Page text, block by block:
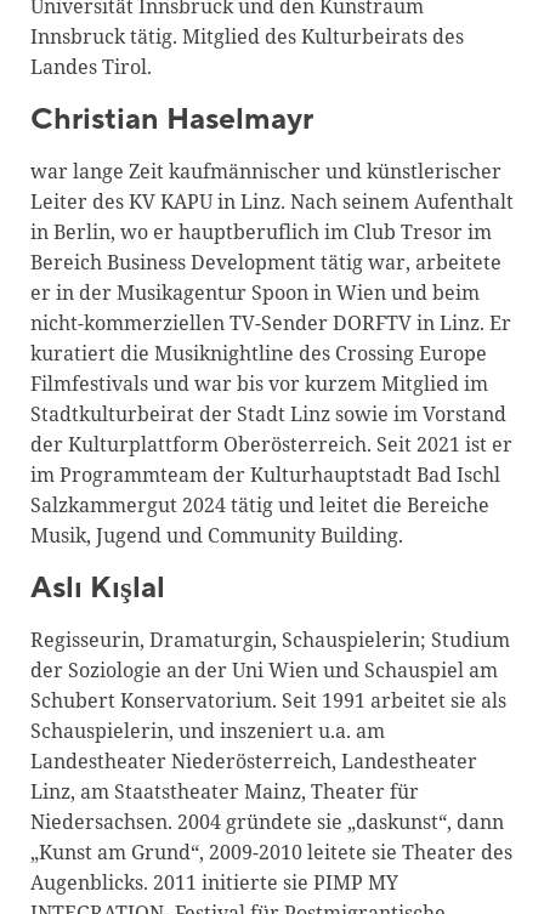
Universität Innsbruck und den Kunstraum
Innsbruck tätig. Mitglied des Kulturbeirats des
Landes Tirol.
Christian Haselmayr
war lange Zeit kaufmännischer und künstlerischer
Leiter des KV KAPU in Linz. Nach seinem Aufenthalt
in Berlin, wo er hauptberuflich im Club Tresor im
Bereich Business Development tätig war, arbeitete
er in der Musikagentur Spoon in Wien und beim
nicht-kommerziellen TV-Sender DORFTV in Linz. Er
kuratiert die Musiknightline des Crossing Europe
Filmfestivals und war bis vor kurzem Mitglied im
Stadtkulturbeirat der Stadt Linz sowie im Vorstand
der Kulturplattform Oberösterreich. Seit 2021 ist er
im Programmteam der Kulturhauptstadt Bad Ischl
Salzkammergut 2024 tätig und leitet die Bereiche
Musik, Jugend und Community Building.
Aslı Kışlal
Regisseurin, Dramaturgin, Schauspielerin; Studium
der Soziologie an der Uni Wien und Schauspiel am
Schubert Konservatorium. Seit 1991 arbeitet sie als
Schauspielerin, und inszeniert u.a. am
Landestheater Niederösterreich, Landestheater
Linz, am Staatstheater Mainz, Theater für
Niedersachsen. 2004 gründete sie „daskunst“, dann
„Kunst am Grund“, 2009-2010 leitete sie Theater des
Augenblicks. 2011 initierte sie PIMP MY